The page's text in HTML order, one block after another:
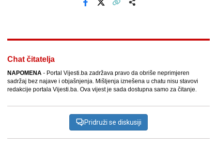
Chat čitatelja
NAPOMENA - Portal Vijesti.ba zadržava pravo da obriše neprimjeren
sadržaj bez najave i objašnjenja. Mišljenja iznešena u chatu nisu stavovi
redakcije portala Vijesti.ba. Ova vijest je sada dostupna samo za čitanje.
Pridruži se diskusiji